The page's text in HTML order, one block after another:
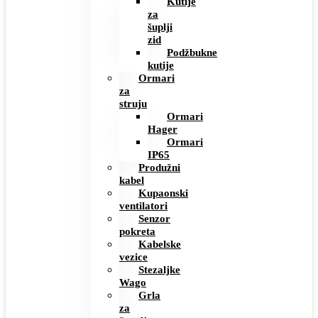
za
šuplji
zid
Podžbukne
kutije
Ormari
za
struju
Ormari
Hager
Ormari
IP65
Produžni
kabel
Kupaonski
ventilatori
Senzor
pokreta
Kabelske
vezice
Stezaljke
Wago
Grla
za